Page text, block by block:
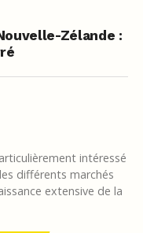
Zélande :
intéressé
différents marchés
extensive de la